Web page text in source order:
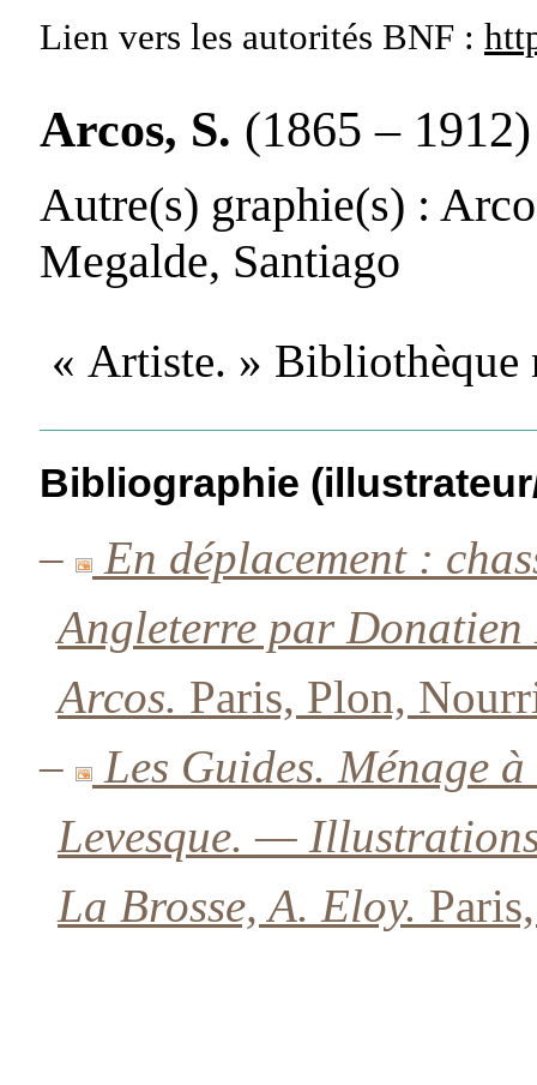
Lien vers les autorités BNF :
Arcos, S. (1865 – 1912)
Autre(s) graphie(s) :
Megalde, Santiago
« Artiste. » Bibliothèque
Bibliographie
–
En déplacement :
Angleterre par
Arcos. Paris, Plon,
–
Les Guides. Ménage
Levesque. —
La Brosse, A. Eloy.